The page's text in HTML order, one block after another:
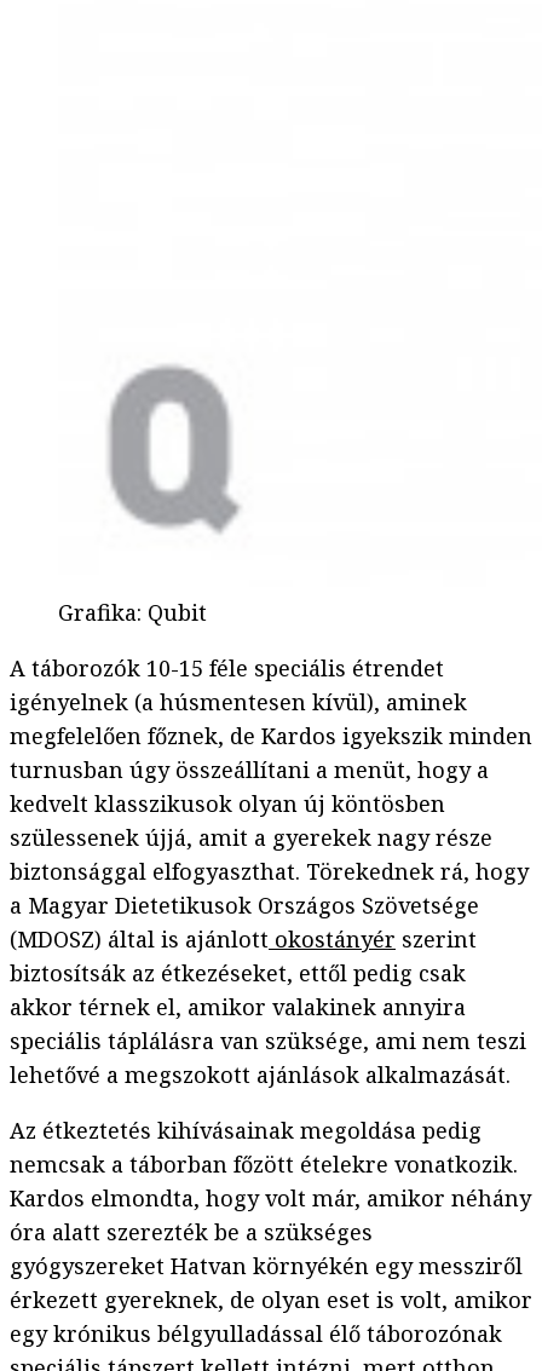
Grafika: Qubit
A táborozók 10-15 féle speciális étrendet
igényelnek (a húsmentesen kívül), aminek
megfelelően főznek, de Kardos igyekszik minden
turnusban úgy összeállítani a menüt, hogy a
kedvelt klasszikusok olyan új köntösben
szülessenek újjá, amit a gyerekek nagy része
biztonsággal elfogyaszthat. Törekednek rá, hogy
a Magyar Dietetikusok Országos Szövetsége
(MDOSZ) által is ajánlott okostányér szerint
biztosítsák az étkezéseket, ettől pedig csak
akkor térnek el, amikor valakinek annyira
speciális táplálásra van szüksége, ami nem teszi
lehetővé a megszokott ajánlások alkalmazását.
Az étkeztetés kihívásainak megoldása pedig
nemcsak a táborban főzött ételekre vonatkozik.
Kardos elmondta, hogy volt már, amikor néhány
óra alatt szerezték be a szükséges
gyógyszereket Hatvan környékén egy messziről
érkezett gyereknek, de olyan eset is volt, amikor
egy krónikus bélgyulladással élő táborozónak